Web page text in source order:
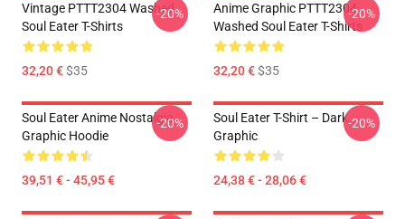
Vintage PTTT2304 Washed
Soul Eater T-Shirts
32,20 €$35
-20%
Anime Graphic PTTT2304
Washed Soul Eater T-Shirts
32,20 €$35
-20%
Soul Eater Anime Nostalgia
Graphic Hoodie
39,51 € - 45,95 €
-20%
Soul Eater T-Shirt – Dark
Graphic
24,38 € - 28,06 €
-20%